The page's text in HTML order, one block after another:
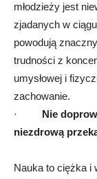
młodzieży jest
zjadanych w
powodują
trudności z
umysłowej i
zachowanie.
·
Nie
niezdrową
Nauka to ciężka i